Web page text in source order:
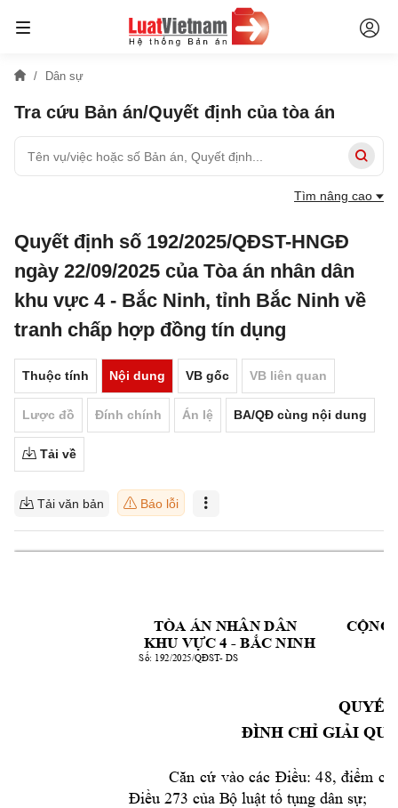
Dân sự
Tra cứu Bản án/Quyết định của tòa án
Tìm nâng cao
Quyết định số 192/2025/QĐST-HNGĐ
ngày 22/09/2025 của Tòa án nhân dân
khu vực 4 - Bắc Ninh, tỉnh Bắc Ninh về
tranh chấp hợp đồng tín dụng
Thuộc tính Nội dung VB gốc VB liên quan
Lược đồ Đính chính Án lệ BA/QĐ cùng nội dung
Tải về
Tải văn bản Báo lỗi
TÒA ÁN NHÂN DÂN
KHU VỰC 4 - BẮC NINH
Số: 192/2025/QĐST- DS
CỘNG
ĐÌNH CHỈ GIẢI
Căn cứ vào các Điều: 48, điểm c
Điều 273 của Bộ luật tố tụng dân sự;